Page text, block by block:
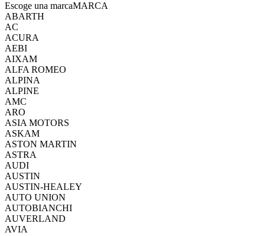
Escoge una marcaMARCA
ABARTH
AC
ACURA
AEBI
AIXAM
ALFA ROMEO
ALPINA
ALPINE
AMC
ARO
ASIA MOTORS
ASKAM
ASTON MARTIN
ASTRA
AUDI
AUSTIN
AUSTIN-HEALEY
AUTO UNION
AUTOBIANCHI
AUVERLAND
AVIA